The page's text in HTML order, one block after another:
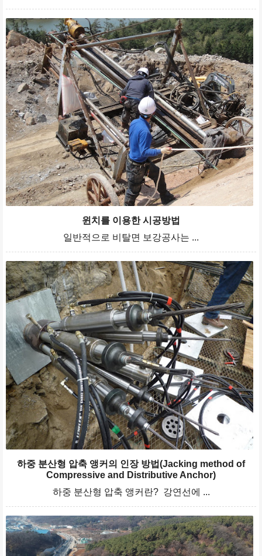
윈치를 이용한 시공방법
일반적으로 비탈면 보강공사는 ...
하중 분산형 압축 앵커의 인장 방법(Jacking method of
Compressive and Distributive Anchor)
하중 분산형 압축 앵커란? 강연선에 ...